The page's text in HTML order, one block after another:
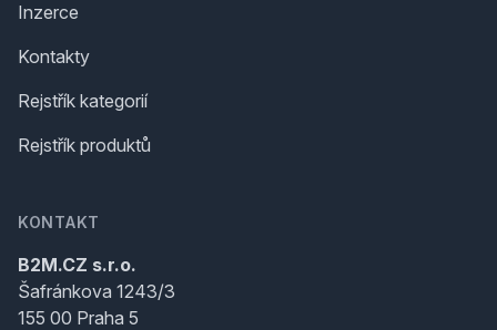
Inzerce
Kontakty
Rejstřík kategorií
Rejstřík produktů
KONTAKT
B2M.CZ s.r.o.
Šafránkova 1243/3
155 00 Praha 5